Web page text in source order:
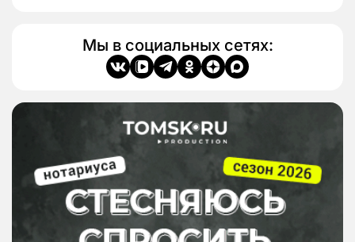
Мы в социальных сетях: